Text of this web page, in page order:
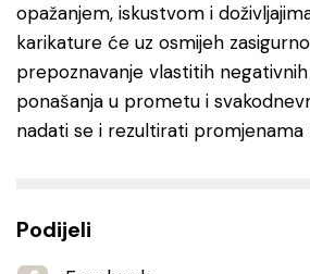
opažanjem, iskustvom i
karikature će uz osmijeh
prepoznavanje vlastitih
ponašanja u prometu i
nadati se i rezultirati promjenama
Podijeli